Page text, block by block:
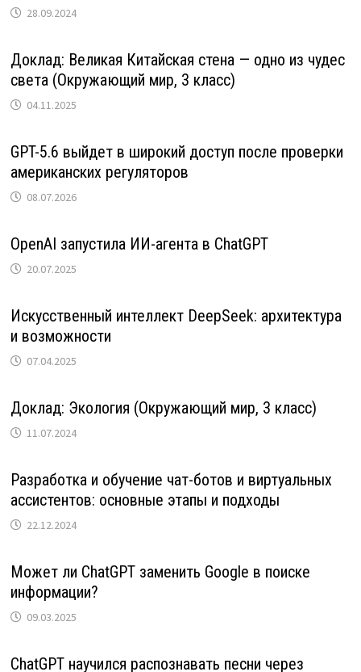
28.09.2024
Доклад: Великая Китайская стена — одно из чудес
света (Окружающий мир, 3 класс)
04.11.2025
GPT-5.6 выйдет в широкий доступ после проверки
американских регуляторов
08.07.2026
OpenAI запустила ИИ-агента в ChatGPT
20.07.2025
Искусственный интеллект DeepSeek: архитектура
и возможности
07.04.2025
Доклад: Экология (Окружающий мир, 3 класс)
11.07.2024
Разработка и обучение чат-ботов и виртуальных
ассистентов: основные этапы и подходы
22.12.2024
Может ли ChatGPT заменить Google в поиске
информации?
09.03.2025
ChatGPT научился распознавать песни через